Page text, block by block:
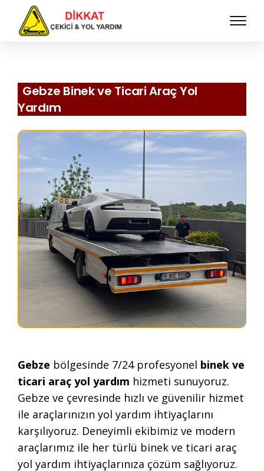
Gebze Binek ve Ticari Araç Yol
Yardım
Gebze bölgesinde 7/24 profesyonel binek ve
ticari araç yol yardım hizmeti sunuyoruz.
Gebze ve çevresinde hızlı ve güvenilir hizmet
ile araçlarınızın yol yardım ihtiyaçlarını
karşılıyoruz. Deneyimli ekibimiz ve modern
araçlarımız ile her türlü binek ve ticari araç
yol yardım ihtiyaçlarınıza çözüm sağlıyoruz.